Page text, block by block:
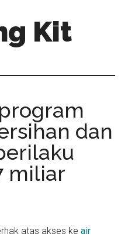
Kit
dan
miliar
atas akses keair